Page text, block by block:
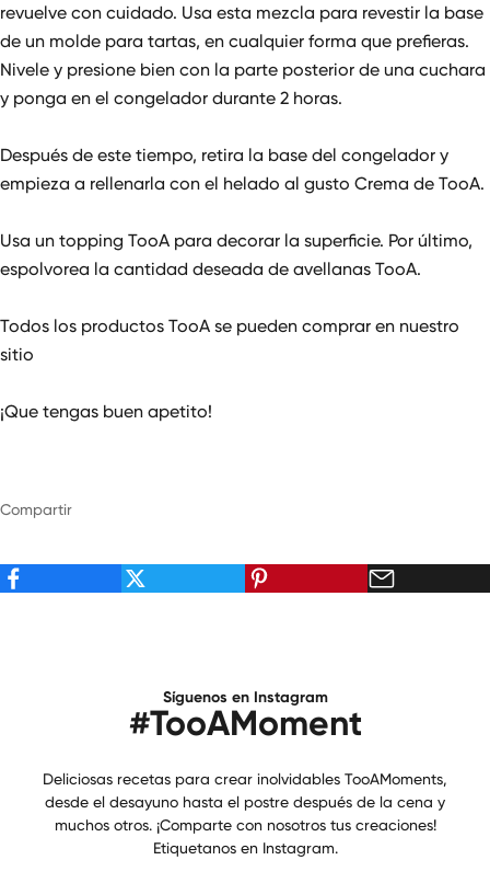
revuelve con cuidado. Usa esta mezcla para revestir la base
de un molde para tartas, en cualquier forma que prefieras.
Nivele y presione bien con la parte posterior de una cuchara
y ponga en el congelador durante 2 horas.
Después de este tiempo, retira la base del congelador y
empieza a rellenarla con el helado al gusto Crema de TooA.
Usa un topping TooA para decorar la superficie. Por último,
espolvorea la cantidad deseada de avellanas TooA.
Todos los productos TooA se pueden comprar en nuestro
sitio
¡Que tengas buen apetito!
Compartir
Síguenos en Instagram
#TooAMoment
Deliciosas recetas para crear inolvidables TooAMoments,
desde el desayuno hasta el postre después de la cena y
muchos otros. ¡Comparte con nosotros tus creaciones!
Etiquetanos en Instagram.